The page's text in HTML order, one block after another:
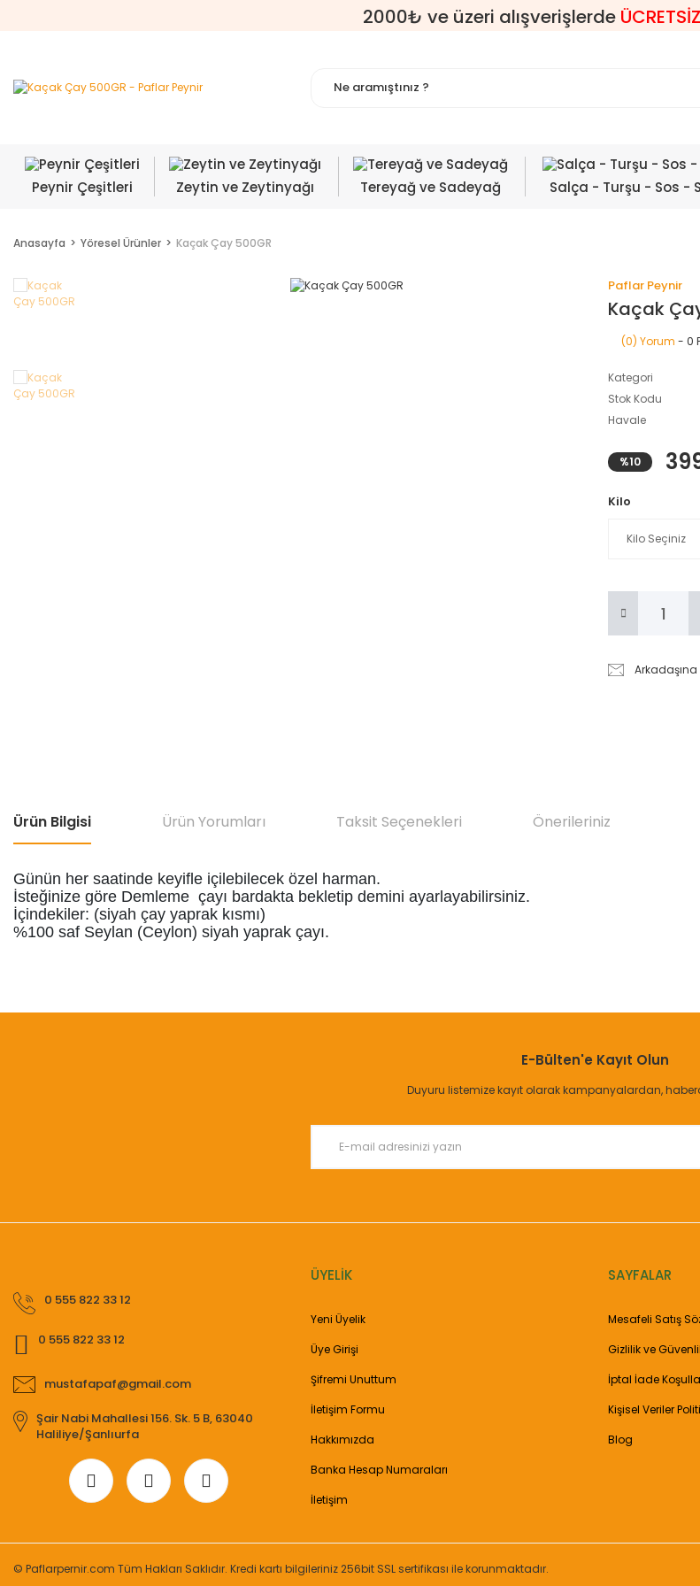
2000₺ ve üzeri alışverişlerde
Peynir Çeşitleri Zeytin ve Zeytinyağı Tereyağ ve Sadeyağ Salça - Turşu - Sos -
Anasayfa Yöresel Ürünler Kaçak Çay 500GR
Paflar Peynir
Kaçak
(0) Yorum - 0
Kategori
Stok Kodu
Havale
%10
Kilo
Arkadaşına
Ürün Bilgisi Ürün Yorumları Taksit Seçenekleri Önerileriniz
Günün her saatinde keyifle içilebilecek özel harman.
İsteğinize göre Demleme çayı bardakta bekletip demini ayarlayabilirsiniz.
İçindekiler: (siyah çay yaprak kısmı)
%100 saf Seylan (Ceylon) siyah yaprak çayı.
Yorum Yaz
Görüş ve önerileriniz için teşekkür ederiz.
Gönder
E-Bülten'e Kayıt Olun
Duyuru listemize kayıt olarak kampanyalardan,
0 555 822 33 12
0 555 822 33 12
mustafapaf@gmail.com
Şair Nabi Mahallesi 156. Sk. 5 B, 63040
Haliliye/Şanlıurfa
ÜYELİK
Yeni Üyelik
Üye Girişi
Şifremi Unuttum
İletişim Formu
Hakkımızda
Banka Hesap Numaraları
İletişim
SAYFALAR
Mesafeli Satış
Gizlilik ve
İptal İade
Kişisel Veriler
Blog
© Paflarpernir.com Tüm Hakları Saklıdır. Kredi kartı bilgileriniz 256bit SSL sertifikası ile korunmaktadır.